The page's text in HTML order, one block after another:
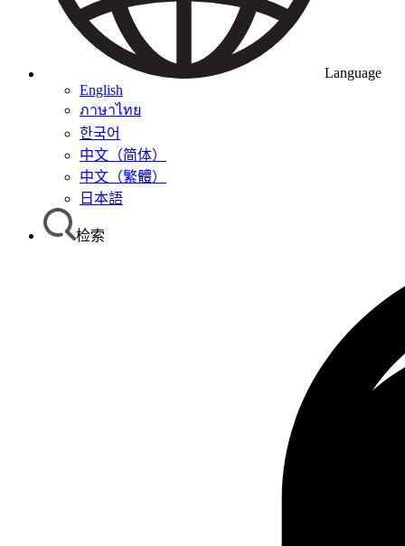
Language
English
ภาษาไทย
한국어
中文（简体）
中文（繁體）
日本語
检索